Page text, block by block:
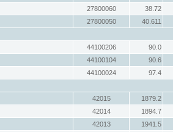
27800060
38.72
27800050
40.611
44100206
90.0
44100104
90.6
44100024
97.4
42015
1879.2
42014
1894.7
42013
1941.5